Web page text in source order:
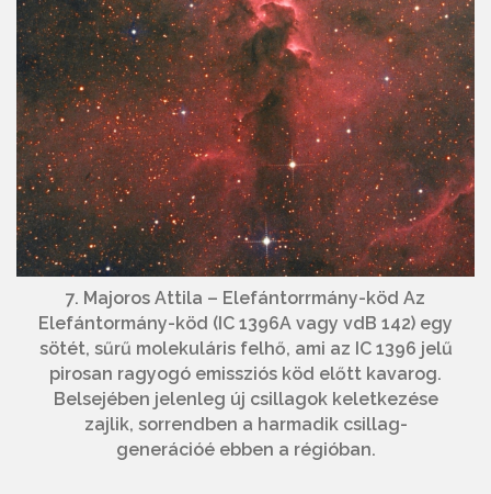
7. Majoros Attila – Elefántorrmány-köd Az
Elefántormány-köd (IC 1396A vagy vdB 142) egy
sötét, sűrű molekuláris felhő, ami az IC 1396 jelű
pirosan ragyogó emissziós köd előtt kavarog.
Belsejében jelenleg új csillagok keletkezése
zajlik, sorrendben a harmadik csillag-
generációé ebben a régióban.